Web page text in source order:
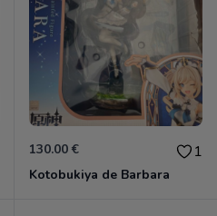
130.00 € 1
Kotobukiya de Barbara